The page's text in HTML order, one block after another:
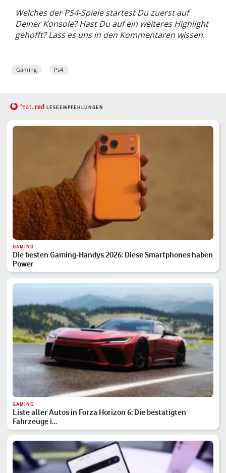
Welches der PS4-Spiele startest Du zuerst auf
Deiner Konsole? Hast Du auf ein weiteres Highlight
gehofft? Lass es uns in den Kommentaren wissen.
Gaming Ps4
featured LESEEMPFEHLUNGEN
GAMING
Die besten Gaming-Handys 2026: Diese Smartphones haben
Power
GAMING
Liste aller Autos in Forza Horizon 6: Die bestätigten
Fahrzeuge i…